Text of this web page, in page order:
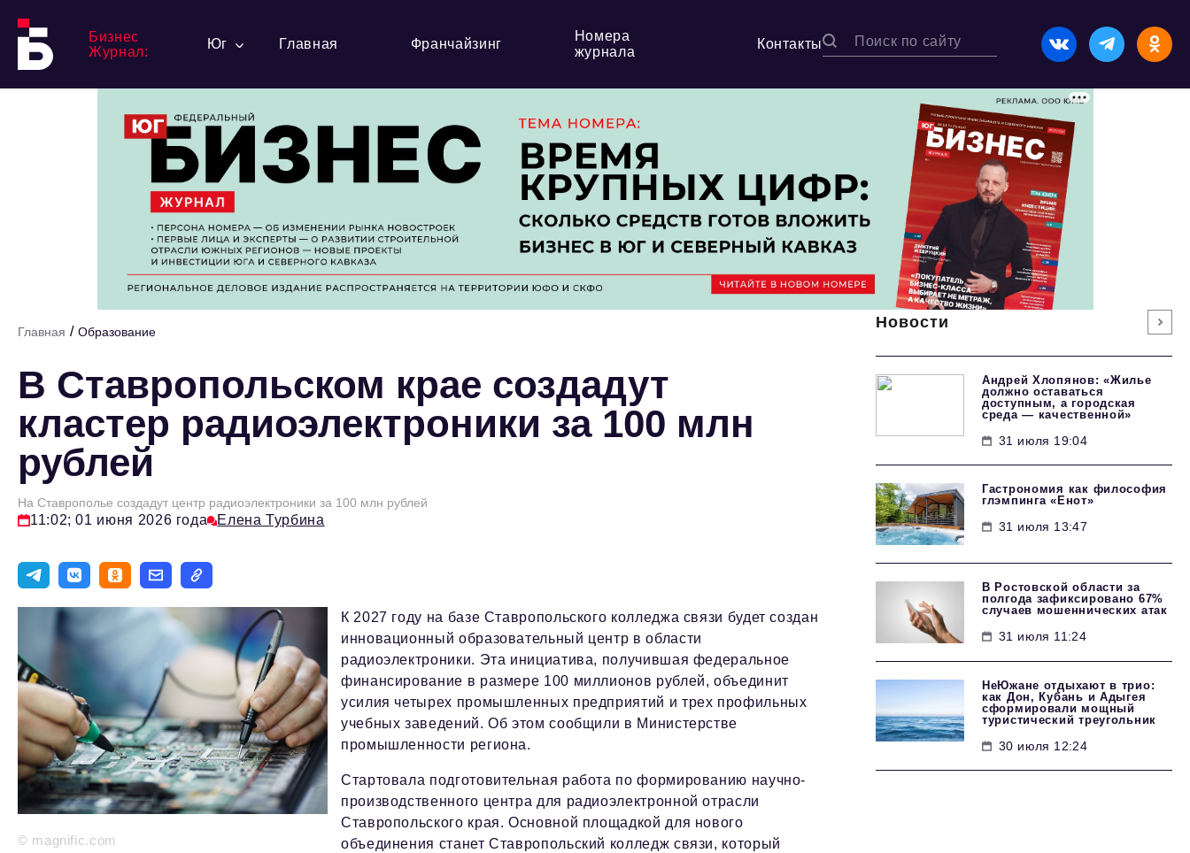
Бизнес
Журнал:
Юг Главная Франчайзинг
Номера
журнала
Контакты
Главная / Образование
В Ставропольском крае создадут
кластер радиоэлектроники за 100 млн
рублей
На Ставрополье создадут центр радиоэлектроники за 100 млн рублей
11:02; 01 июня 2026 года Елена Турбина
© magnific.com
К 2027 году на базе Ставропольского колледжа связи будет создан
инновационный образовательный центр в области
радиоэлектроники. Эта инициатива, получившая федеральное
финансирование в размере 100 миллионов рублей, объединит
усилия четырех промышленных предприятий и трех профильных
учебных заведений. Об этом сообщили в Министерстве
промышленности региона.
Стартовала подготовительная работа по формированию научно-
производственного центра для радиоэлектронной отрасли
Ставропольского края. Основной площадкой для нового
объединения станет Ставропольский колледж связи, который
Новости
Андрей Хлопянов: «Жилье
должно оставаться
доступным, а городская
среда — качественной»
31 июля 19:04
Гастрономия как философия
глэмпинга «Енот»
31 июля 13:47
В Ростовской области за
полгода зафиксировано 67%
случаев мошеннических атак
31 июля 11:24
НеЮжане отдыхают в трио:
как Дон, Кубань и Адыгея
сформировали мощный
туристический треугольник
30 июля 12:24